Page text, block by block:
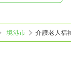
境港市
介護老人福